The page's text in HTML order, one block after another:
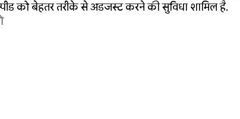
को बेहतर तरीके से अडजस्ट करने की सुविधा शामिल है.